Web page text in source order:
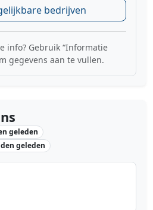
bedrijven
info? Gebruik “Informatie
gegevens aan te vullen.
geleden
geleden